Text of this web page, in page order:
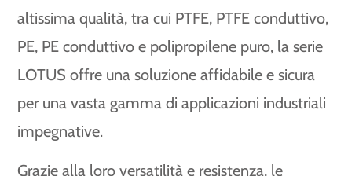
altissima qualità, tra cui PTFE, PTFE conduttivo,
PE, PE conduttivo e polipropilene puro, la serie
LOTUS offre una soluzione affidabile e sicura
per una vasta gamma di applicazioni industriali
impegnative.
Grazie alla loro versatilità e resistenza, le